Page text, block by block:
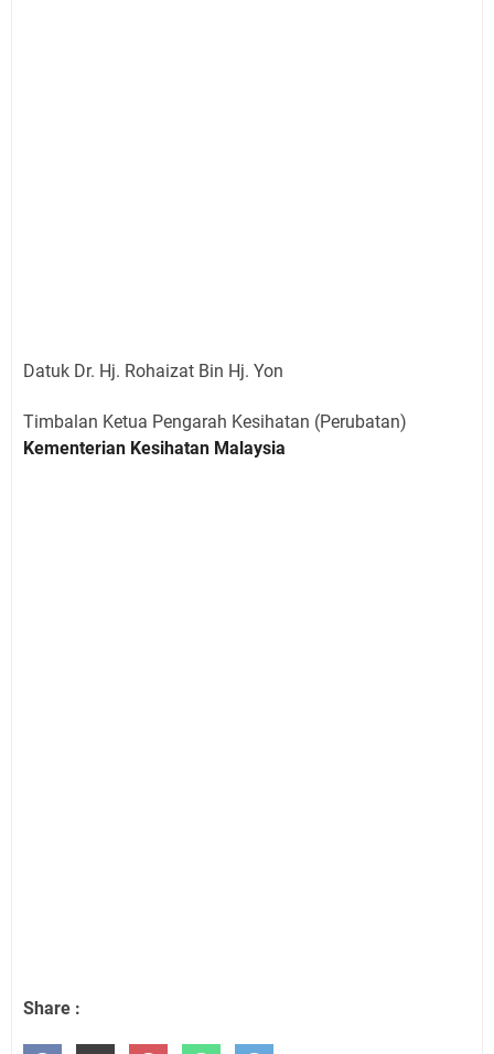
Datuk Dr. Hj. Rohaizat Bin Hj. Yon
Timbalan Ketua Pengarah Kesihatan (Perubatan)
Kementerian Kesihatan Malaysia
Share :